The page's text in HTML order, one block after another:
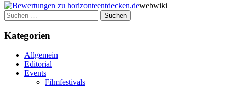
webwiki
Suchen
nach:
Kategorien
Allgemein
Editorial
Events
Filmfestivals